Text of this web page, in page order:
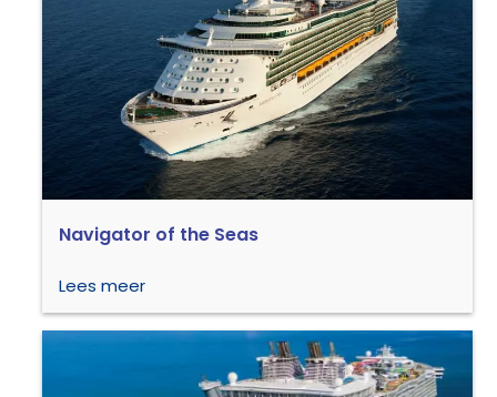
Navigator of the Seas
Lees meer